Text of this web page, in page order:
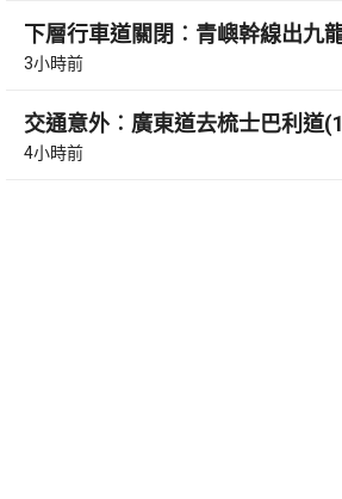
下層行車道關閉︰青嶼幹線出九
3小時前
交通意外︰廣東道去梳士巴利道
4小時前